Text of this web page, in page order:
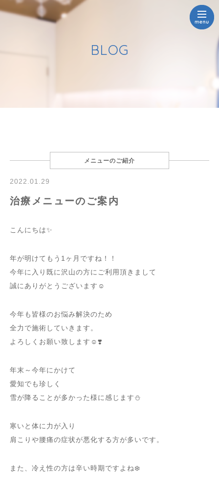
BLOG
メニューのご紹介
2022.01.29
治療メニューのご案内
こんにちは✨
年が明けてもう1ヶ月ですね！！
今年に入り既に沢山の方にご利用頂きまして
誠にありがとうございます☺️
今年も皆様のお悩み解決のため
全力で施術していきます。
よろしくお願い致します☺︎❣️
年末～今年にかけて
愛知でも珍しく
雪が降ることが多かった様に感じます⛄️
寒いと体に力が入り
肩こりや腰痛の症状が悪化する方が多いです。
また、冷え性の方は辛い時期ですよね❄️